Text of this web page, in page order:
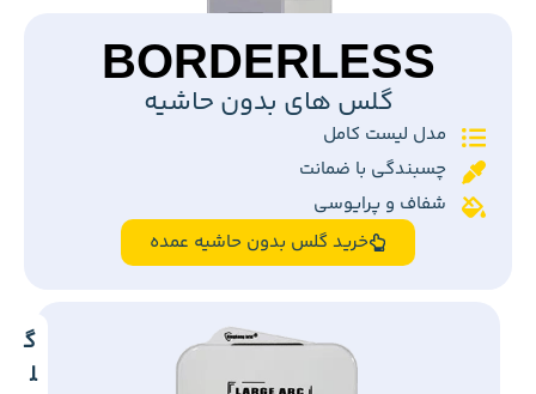
BORDERLESS
گلس های بدون حاشیه
مدل لیست کامل
چسبندگی با ضمانت
شفاف و پرایوسی
خرید گلس بدون حاشیه عمده
گ
ل